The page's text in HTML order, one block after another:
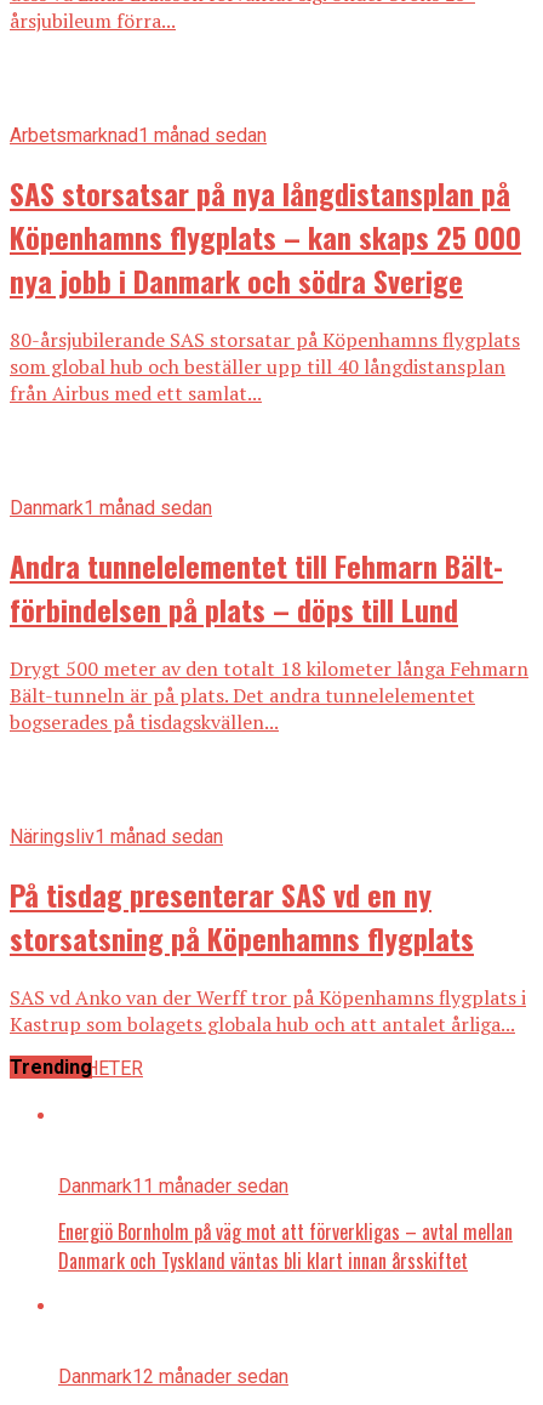
årsjubileum förra...
Arbetsmarknad1 månad sedan
SAS storsatsar på nya långdistansplan på
Köpenhamns flygplats – kan skaps 25 000
nya jobb i Danmark och södra Sverige
80-årsjubilerande SAS storsatar på Köpenhamns flygplats
som global hub och beställer upp till 40 långdistansplan
från Airbus med ett samlat...
Danmark1 månad sedan
Andra tunnelelementet till Fehmarn Bält-
förbindelsen på plats – döps till Lund
Drygt 500 meter av den totalt 18 kilometer långa Fehmarn
Bält-tunneln är på plats. Det andra tunnelelementet
bogserades på tisdagskvällen...
Näringsliv1 månad sedan
På tisdag presenterar SAS vd en ny
storsatsning på Köpenhamns flygplats
SAS vd Anko van der Werff tror på Köpenhamns flygplats i
Kastrup som bolagets globala hub och att antalet årliga...
ALLA NYHETER
Trending
Danmark11 månader sedan
Energiö Bornholm på väg mot att förverkligas – avtal mellan
Danmark och Tyskland väntas bli klart innan årsskiftet
Danmark12 månader sedan